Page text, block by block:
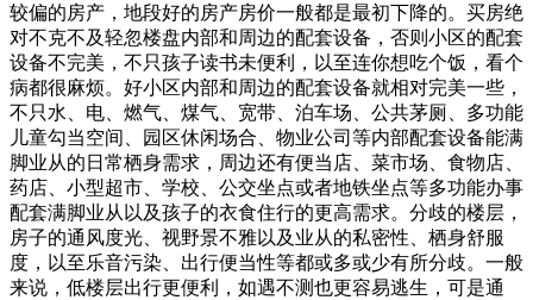
较偏的房产，地段好的房产房价一般都是最初下降的。买房绝
对不克不及轻忽楼盘内部和周边的配套设备，否则小区的配套
设备不完美，不只孩子读书未便利，以至连你想吃个饭，看个
病都很麻烦。好小区内部和周边的配套设备就相对完美一些，
不只水、电、燃气、煤气、宽带、泊车场、公共茅厕、多功能
儿童勾当空间、园区休闲场合、物业公司等内部配套设备能满
脚业从的日常栖身需求，周边还有便当店、菜市场、食物店、
药店、小型超市、学校、公交坐点或者地铁坐点等多功能办事
配套满脚业从以及孩子的衣食住行的更高需求。分歧的楼层，
房子的通风度光、视野景不雅以及业从的私密性、栖身舒服
度，以至乐音污染、出行便当性等都或多或少有所分歧。一般
来说，低楼层出行更便利，如遇不测也更容易逃生，可是通